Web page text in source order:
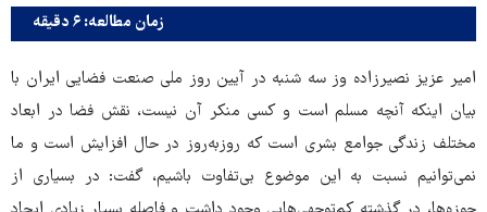
زمان مطالعه: ۶ دقیقه
امیر عزیز نصیرزاده وز سه شنبه در آیین روز ملی صنعت فضایی ایران با
بیان اینکه آنچه مسلم است و کسی منکر آن نیست، نقش فضا در ابعاد
مختلف زندگی جوامع بشری است که روزبه‌روز در حال افزایش است و ما
نمی‌توانیم نسبت به این موضوع بی‌تفاوت باشیم، گفت: در بسیاری از